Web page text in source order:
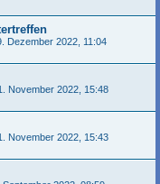
Dezember 2022, 11:04
November 2022, 15:48
November 2022, 15:43